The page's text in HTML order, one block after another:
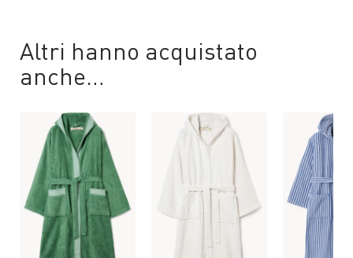
Altri hanno acquistato
anche…